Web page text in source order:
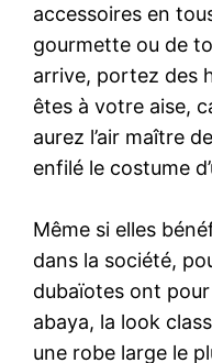
accessoires en
gourmette ou de
arrive, portez des
êtes à votre aise,
aurez l’air maître
enfilé le costume
Même si elles
dans la société,
dubaïotes ont
abaya, la look
une robe large le